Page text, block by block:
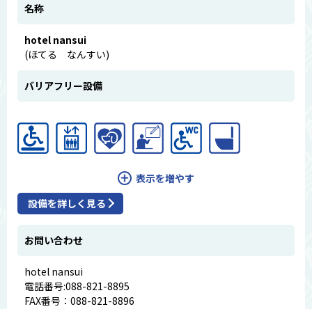
名称
hotel nansui
(ほてる なんすい)
バリアフリー設備
表示を増やす
設備を詳しく見る
お問い合わせ
hotel nansui
電話番号:088-821-8895
FAX番号：088-821-8896